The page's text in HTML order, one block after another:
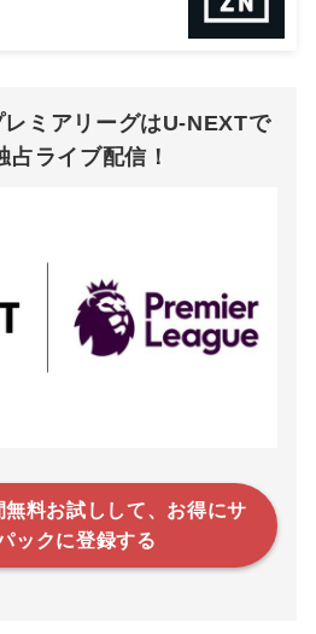
レミアリーグはU-NEXTで
占ライブ配信！
料お試しして、お得にサ
ックに登録する